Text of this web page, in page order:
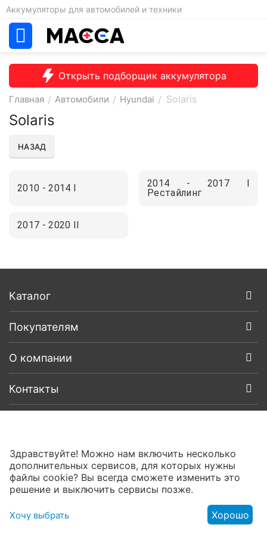
Аккумуляторы для автомобилей и техники
Открыть подборщик аккумулятора
Главная / Автомобили / Hyundai / Solaris
Solaris
НАЗАД
2010 - 2014 I
2014 - 2017 I
Рестайлинг
2017 - 2020 II
Каталог
Покупателям
О компании
Контакты
Здравствуйте! Можно нам включить несколько
дополнительных сервисов, для которых нужны
файлы cookie? Вы всегда сможете изменить это
решение и выключить сервисы позже.
Хочу выбрать Хорошо